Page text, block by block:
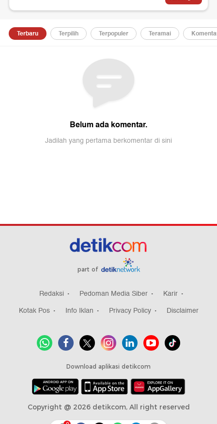
part of
Redaksi Pedoman Media Siber
Karir
Kotak Pos
Info Iklan Privacy Policy Disclaimer
Download aplikasi detikcom
Copyright @ 2026 detikcom, All right reserved